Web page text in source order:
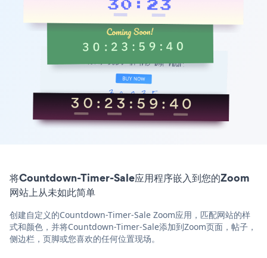
将Countdown-Timer-Sale应用程序嵌入到您的Zoom
网站上从未如此简单
创建自定义的Countdown-Timer-Sale Zoom应用，匹配网站的样
式和颜色，并将Countdown-Timer-Sale添加到Zoom页面，帖子，
侧边栏，页脚或您喜欢的任何位置现场。